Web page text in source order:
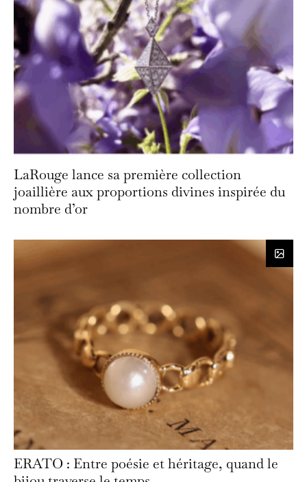
LaRouge lance sa première collection
joaillière aux proportions divines inspirée du
nombre d’or
ERATO : Entre poésie et héritage, quand le